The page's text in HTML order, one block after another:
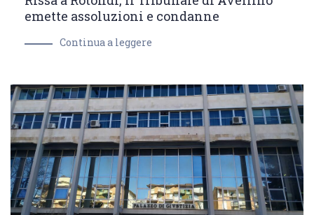
emette assoluzioni e condanne
Continua a leggere